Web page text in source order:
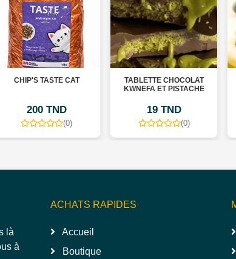
CHIP'S TASTE CAT
200 TND
(0)
TABLETTE CHOCOLAT
KWNEFA ET PISTACHE
19 TND
(0)
là
à
ACHATS RAPIDES
Accueil
Boutique